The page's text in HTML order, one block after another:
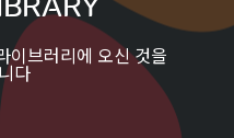
이브러리에 오신 것을
다